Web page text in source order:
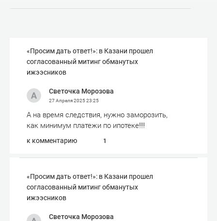
«Просим дать ответ!»: в Казани прошел
согласованный митинг обманутых
ижээсников
Светочка Морозова
27 Апреля 202523:25
А на время следствия, нужно заморозить,
как минимум платежи по ипотеке!!!!
к комментарию 1
«Просим дать ответ!»: в Казани прошел
согласованный митинг обманутых
ижээсников
Светочка Морозова